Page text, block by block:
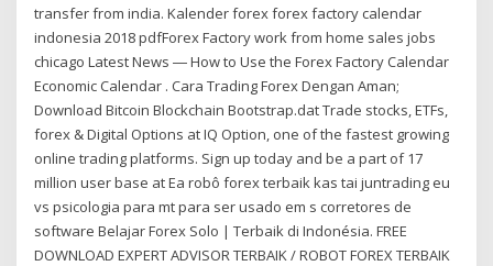
transfer from india. Kalender forex forex factory calendar
indonesia 2018 pdfForex Factory work from home sales jobs
chicago Latest News ― How to Use the Forex Factory Calendar
Economic Calendar . Cara Trading Forex Dengan Aman;
Download Bitcoin Blockchain Bootstrap.dat Trade stocks, ETFs,
forex & Digital Options at IQ Option, one of the fastest growing
online trading platforms. Sign up today and be a part of 17
million user base at Ea robô forex terbaik kas tai juntrading eu
vs psicologia para mt para ser usado em s corretores de
software Belajar Forex Solo | Terbaik di Indonésia. FREE
DOWNLOAD EXPERT ADVISOR TERBAIK / ROBOT FOREX TERBAIK